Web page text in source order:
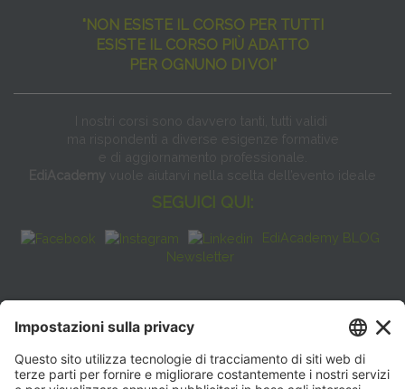
"NON ESISTE IL CORSO PER TUTTI
ESISTE IL CORSO PIÙ ADATTO
PER OGNUNO DI VOI"
I nostri corsi sono davvero tanti, tutti validi
ma rispondenti a diverse esigenze formative
e di aggiornamento professionale.
EdiAcademy vuole aiutarvi nella scelta dell’evento ideale
SEGUICI QUI:
EdiAcademy BLOG
Newsletter
FAQ
CONTATTI